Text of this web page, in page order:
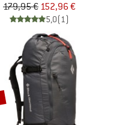
179,95 € 152,96 €
5,0(1)